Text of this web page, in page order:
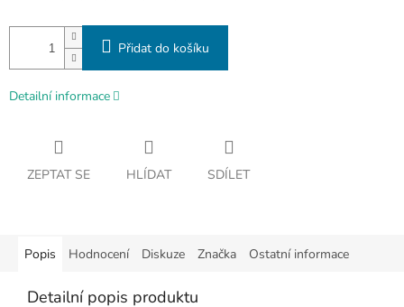
Přidat do košíku
Detailní informace
ZEPTAT SE HLÍDAT SDÍLET
Popis Hodnocení Diskuze Značka Ostatní informace
Detailní popis produktu